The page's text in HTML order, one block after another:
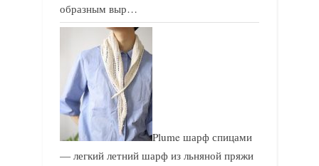
образным выр…
Plume шарф спицами
— легкий летний шарф из льняной пряжи